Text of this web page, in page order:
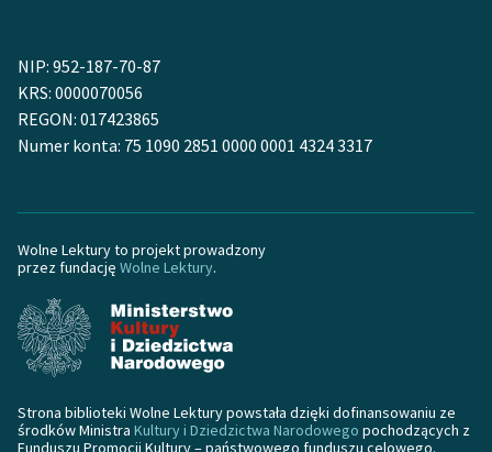
do domeny publicznej,
lektur szkolnych oraz
Starego Testamentu
Szkoła Poezji Wolnych
O nas
Kontakt
O projekcie
Zespół
NIP: 952-187-70-87
KRS: 0000070056
REGON: 017423865
Numer konta: 75 1090 2851 0000 0001 4324 3317
Wolne Lektury to projekt prowadzony
przez fundację Wolne Lektury.
Strona biblioteki Wolne Lektury powstała dzięki dofinansowaniu ze
środków Ministra Kultury i Dziedzictwa Narodowego pochodzących z
Funduszu Promocji Kultury – państwowego funduszu celowego.